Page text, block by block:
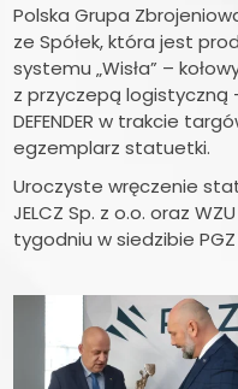
Polska Grupa
ze Spółek, która jest
systemu „Wisła” –
z przyczepą logistyczną
DEFENDER w trakcie
egzemplarz statuetki.
Uroczyste wręczenie
JELCZ Sp. z o.o. oraz
tygodniu w siedzibie PGZ